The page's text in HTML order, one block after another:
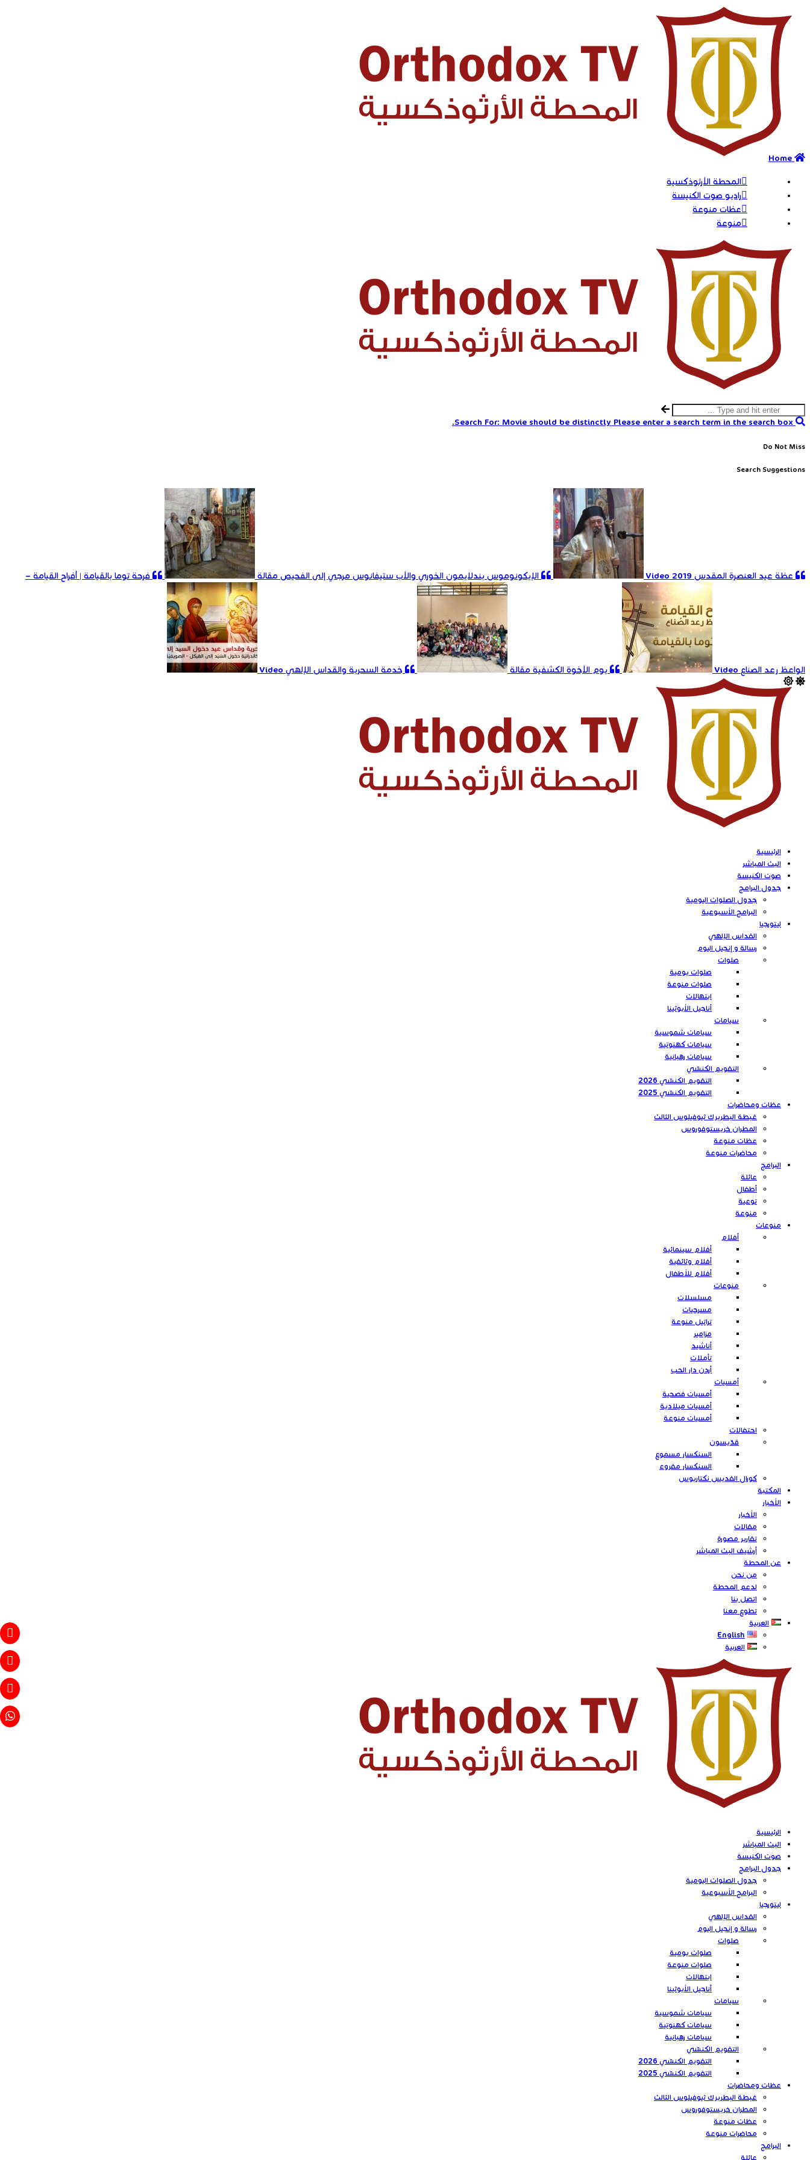
Home
المحطة الأرثوذكسية
راديو صوت الكنيسة
عظات منوعة
منوعة
Search For: Movie should be distinctly Please enter a search term in the search box.
Do Not Miss
Search Suggestions
عظة عيد العنصرة المقدس 2019 Video الإيكونوموس بندلايمون الخوري والأب ستيفانوس مرجي إلى الفحيص مقالة فرحة توما بالقيامة | أفراح القيامة –
الواعظ رعد الصناع Video يوم الأخوة الكشفية مقالة خدمة السحرية والقداس الإلهي Video
الرئيسية
البث المباشر
صوت الكنيسة
جدول البرامج
جدول الصلوات اليومية
البرامج الأسبوعية
ليتورجيا
القداس الإلهي
رسالة و إنجيل اليوم
صلوات
صلوات يومية
صلوات منوعة
ابتهالات
أناجيل الأيوثينا
سيامات
سيامات شموسية
سيامات كهنوتية
سيامات رهبانية
التقويم الكنسّي
التقويم الكنسّي 2026
التقويم الكنسّي 2025
عظات ومحاضرات
غبطة البطريرك ثيوفيلوس الثالث
المطران خريستوفوروس
عظات منوعة
محاضرات منوعة
البرامج
عائلة
أطفال
توعية
منوعة
منوعات
أفلام
أفلام سينمائية
أفلام وثائقية
أفلام للأطفال
منوعات
مسلسلات
مسرحيات
تراتيل منوعة
مزامير
أناشيد
تأملات
أردن دار الحب
أمسيات
أمسيات فصحية
أمسيات ميلادية
أمسيات منوعة
احتفالات
قدّيسون
السنكسار مسموع
السنكسار مقروء
كورال القديس نكتاريوس
المكتبة
الأخبار
الأخبار
مقالات
تقارير مصورة
أرشيف البث المباشر
عن المحطة
من نحن
لدعم المحطة
اتصل بنا
تطوع معنا
العربية
English
العربية
الرئيسية
البث المباشر
صوت الكنيسة
جدول البرامج
جدول الصلوات اليومية
البرامج الأسبوعية
ليتورجيا
القداس الإلهي
رسالة و إنجيل اليوم
صلوات
صلوات يومية
صلوات منوعة
ابتهالات
أناجيل الأيوثينا
سيامات
سيامات شموسية
سيامات كهنوتية
سيامات رهبانية
التقويم الكنسّي
التقويم الكنسّي 2026
التقويم الكنسّي 2025
عظات ومحاضرات
غبطة البطريرك ثيوفيلوس الثالث
المطران خريستوفوروس
عظات منوعة
محاضرات منوعة
البرامج
عائلة